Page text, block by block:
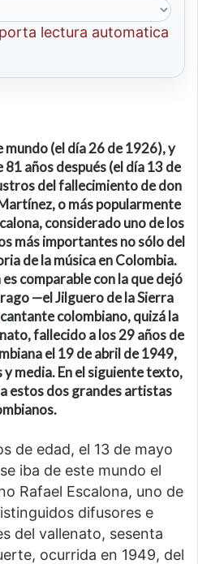
lectura automatica
mundo (el día26 de 1926),y
años después (el día13 de
del fallecimiento de don
o más popularmente
consideradouno de los
más importantes no sólo del
de la música en Colombia.
comparable con la que dejó
—el Jilguero de la Sierra
colombiano, quizála
,fallecido a los 29 años de
el 19 de abril de1949,
y media.En el siguiente texto,
estos dos grandes artistas
de edad, el 13 de mayo
iba de este mundo el
Rafael Escalona, uno de
difusores e
del vallenato, sesenta
ocurrida en 1949, del